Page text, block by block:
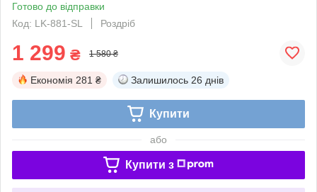
Готово до відправки
Код: LK-881-SL
Роздріб
1 299 ₴ 1 580 ₴
Економія 281 ₴ Залишилось 26 днів
Купити
або
Купити з